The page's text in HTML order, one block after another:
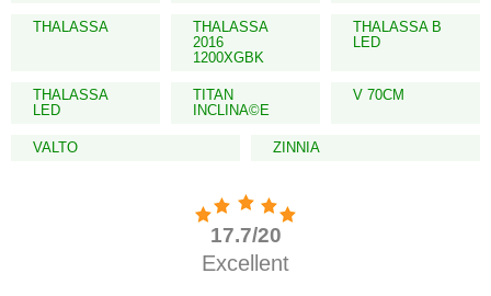
THALASSA
THALASSA
2016
1200XGBK
THALASSA B
LED
THALASSA
LED
TITAN
INCLINA©E
V 70CM
VALTO ZINNIA